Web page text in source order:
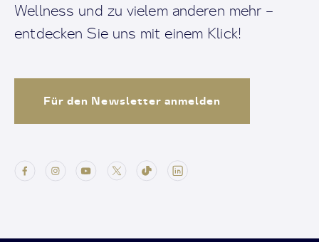
Wellness und zu vielem anderen mehr –
entdecken Sie uns mit einem Klick!
Für den Newsletter anmelden